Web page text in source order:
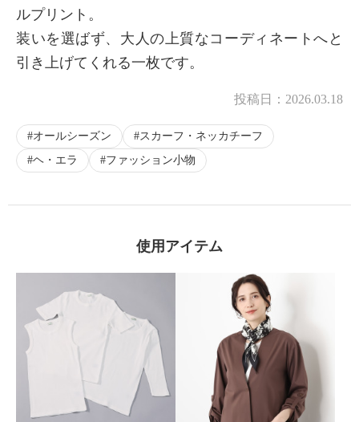
ルプリント。
装いを選ばず、大人の上質なコーディネートへと
引き上げてくれる一枚です。
投稿日： 2026.03.18
オールシーズン
スカーフ・ネッカチーフ
ヘ・エラ
ファッション小物
使用アイテム